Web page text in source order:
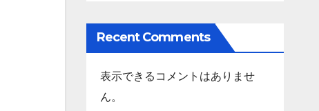
Recent Comments
表示できるコメントはありませ
ん。